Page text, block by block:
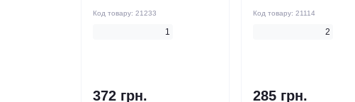
Код товару: 21233
1
372 грн.
Код товару:21114
2
285 грн.